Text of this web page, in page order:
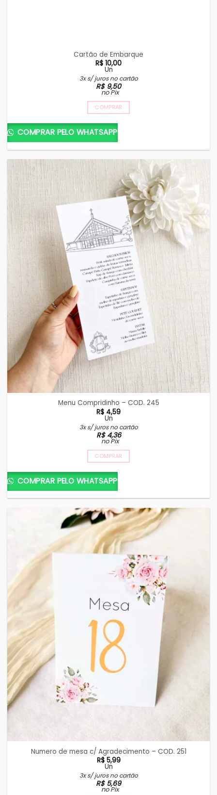
Cartão de Embarque
R$ 10,00
Un
3x s/ juros no cartão
R$9,50
no Pix
COMPRAR
COMPRAR PELO WHATSAPP
Menu Compridinho – COD. 245
R$ 4,59
Un
3x s/ juros no cartão
R$4,36
no Pix
COMPRAR
COMPRAR PELO WHATSAPP
Numero de mesa c/ Agradecimento – COD. 251
R$5,99
Un
3x s/ juros no cartão
R$5,69
no Pix